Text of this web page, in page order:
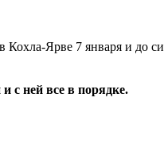
Ярве 7 января и до
с ней все в порядке.